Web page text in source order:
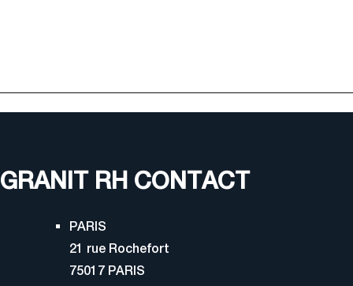
GRANIT RH CONTACT
PARIS
21 rue Rochefort
75017 PARIS